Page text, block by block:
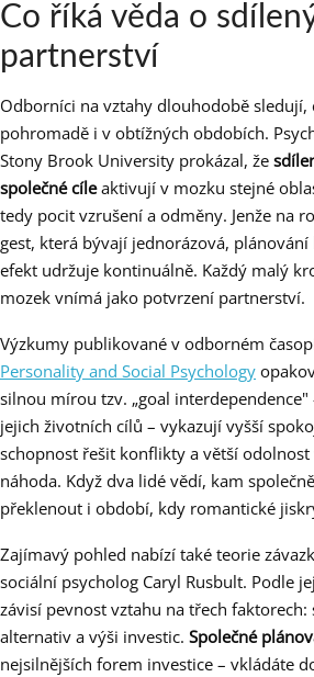
Co říká věda o
partnerství
Odborníci na vztahy dlouhodobě sledují,
pohromadě i v obtížných obdobích.
Stony Brook University prokázal, že
společné cíleaktivují v mozku stejné
tedy pocit vzrušení a odměny. Jenže na
gest, která bývají jednorázová,
efekt udržuje kontinuálně. Každý malý
mozek vnímá jako potvrzení partnerství.
Výzkumy publikované v odborném
Personality and Social Psychology
silnou mírou tzv. „goal
jejich životních cílů – vykazují vyšší
schopnost řešit konflikty a větší
náhoda. Když dva lidé vědí, kam
překlenout i období, kdy romantické
Zajímavý pohled nabízí také teorie
sociální psycholog Caryl Rusbult. Podle
závisí pevnost vztahu na třech
alternativ a výši investic. Společné
nejsilnějších forem investice – vkládáte